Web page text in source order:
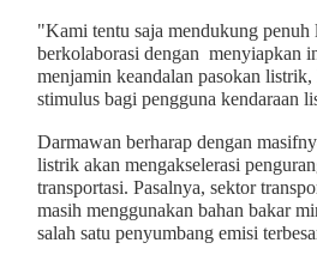
"Kami tentu saja mendukung
berkolaborasi dengan menyiapkan
menjamin keandalan pasokan
stimulus bagi pengguna kendaraan
Darmawan berharap dengan
listrik akan mengakselerasi
transportasi. Pasalnya, sektor
masih menggunakan bahan bakar
salah satu penyumbang emisi